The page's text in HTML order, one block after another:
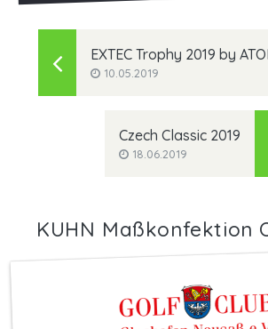
EXTEC Trophy 2019 by
10.05.2019
Czech Classic 2019
18.06.2019
KUHN Maßkonfektion